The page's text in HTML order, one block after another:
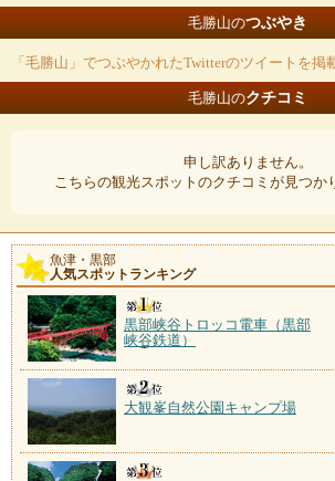
毛勝山のつぶやき
「毛勝山」でつぶやかれたTwitterのツイートを掲
毛勝山のクチコミ
申し訳ありません。
こちらの観光スポットのクチコミが見つか
魚津・黒部
人気スポットランキング
黒部峡谷トロッコ電車（黒部
峡谷鉄道）
大観峯自然公園キャンプ場